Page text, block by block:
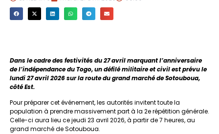
Dans le cadre des festivités du 27 avril marquant l’anniversaire
de l’indépendance du Togo, un défilé militaire et civil est prévu le
lundi 27 avril 2026 sur la route du grand marché de Sotouboua,
côté Est.
Pour préparer cet événement, les autorités invitent toute la
population à prendre massivement part à la 2e répétition générale.
Celle-ci aura lieu ce jeudi 23 avril 2026, à partir de 7 heures, au
grand marché de Sotouboua.